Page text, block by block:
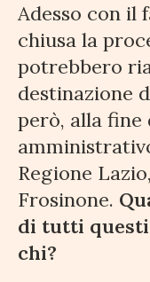
Adesso con il
chiusa la
potrebbero
destinazione
però, alla
Regione
Frosinone.
di tutti questi
chi?